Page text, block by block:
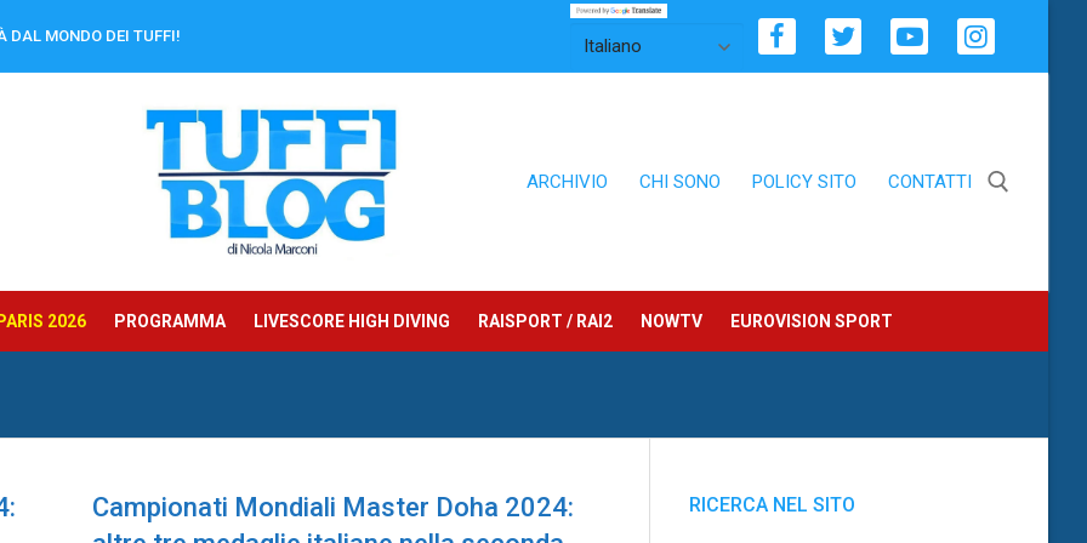
DAL MONDO DEI TUFFI!
ARCHIVIO CHI SONO POLICY SITO CONTATTI
2026 PROGRAMMA LIVESCORE HIGH DIVING RAISPORT / RAI2 NOWTV EUROVISION SPORT
Campionati Mondiali Master Doha 2024:
RICERCA NEL SITO